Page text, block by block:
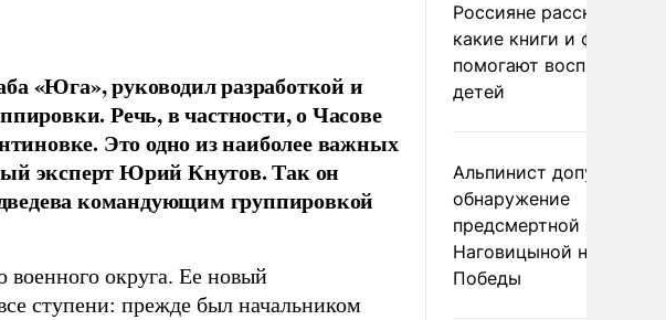
«Юга», руководил разработкой и
Речь, в частности, о Часове
Это одно из наиболее важных
эксперт Юрий Кнутов. Так он
командующим группировкой
округа. Ее новый
ступени: прежде был начальником
Россияне рассказали,
какие книги и фильмы
помогают воспитывать
детей
Альпинист допустил
обнаружение
предсмертной записки
Наговицыной на пике
Победы